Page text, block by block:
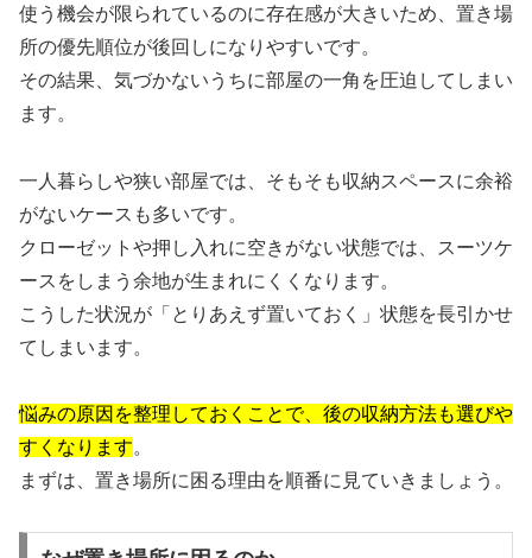
使う機会が限られているのに存在感が大きいため、置き場
所の優先順位が後回しになりやすいです。
その結果、気づかないうちに部屋の一角を圧迫してしまい
ます。
一人暮らしや狭い部屋では、そもそも収納スペースに余裕
がないケースも多いです。
クローゼットや押し入れに空きがない状態では、スーツケ
ースをしまう余地が生まれにくくなります。
こうした状況が「とりあえず置いておく」状態を長引かせ
てしまいます。
悩みの原因を整理しておくことで、後の収納方法も選びや
すくなります。
まずは、置き場所に困る理由を順番に見ていきましょう。